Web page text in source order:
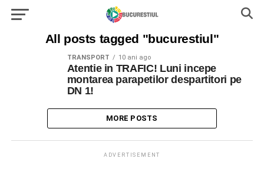
All posts tagged "bucurestiul"
TRANSPORT 10 ani ago
Atentie in TRAFIC! Luni incepe
montarea parapetilor despartitori pe
DN 1!
MORE POSTS
ADVERTISEMENT